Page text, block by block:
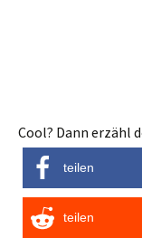
Cool? Dann erzähl
teilen
teilen